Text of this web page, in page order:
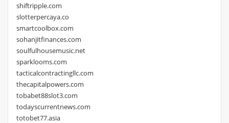
shiftripple.com
slotterpercaya.co
smartcoolbox.com
sohanjitfinances.com
soulfulhousemusic.net
sparklooms.com
tacticalcontractingllc.com
thecapitalpowers.com
tobabet88slot3.com
todayscurrentnews.com
totobet77.asia